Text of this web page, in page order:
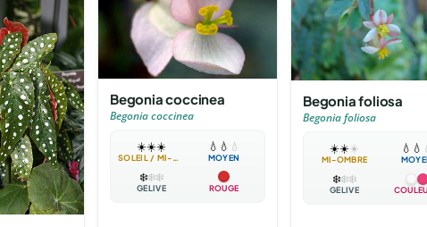
Begonia coccinea
Begonia coccinea
☀️☀️☀️
SOLEIL / MI-OMBRE
💧 💧 💧
MOYEN
❄️❄️❄️
GÉLIVE ROUGE
Begonia foliosa
Begonia foliosa
☀️☀️☀️
MI-OMBRE
💧 💧
❄️❄️❄️
GÉLIVE